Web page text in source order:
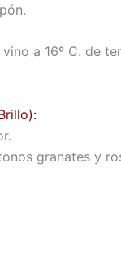
a 16º C. de
granates y